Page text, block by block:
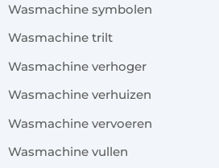
Wasmachine symbolen
Wasmachine trilt
Wasmachine verhoger
Wasmachine verhuizen
Wasmachine vervoeren
Wasmachine vullen